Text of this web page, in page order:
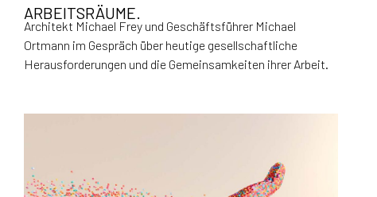
ARBEITSRÄUME.
Architekt Michael Frey und Geschäftsführer Michael
Ortmann im Gespräch über heutige gesellschaftliche
Herausforderungen und die Gemeinsamkeiten ihrer Arbeit.